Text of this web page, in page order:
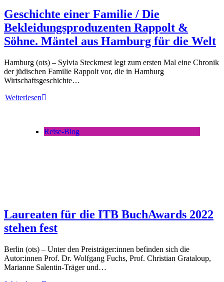
Geschichte einer Familie / Die
Bekleidungsproduzenten Rappolt &
Söhne. Mäntel aus Hamburg für die Welt
Hamburg (ots) – Sylvia Steckmest legt zum ersten Mal eine Chronik
der jüdischen Familie Rappolt vor, die in Hamburg
Wirtschaftsgeschichte…
Weiterlesen
Reise-Blog
Laureaten für die ITB BuchAwards 2022
stehen fest
Berlin (ots) – Unter den Preisträger:innen befinden sich die
Autor:innen Prof. Dr. Wolfgang Fuchs, Prof. Christian Grataloup,
Marianne Salentin-Träger und…